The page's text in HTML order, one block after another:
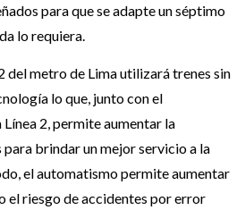
para que se adapte un séptimo
lo requiera.
del metro de Lima utilizará trenes sin
lo que, junto con el
2, permite aumentar la
brindar un mejor servicio a la
el automatismo permite aumentar
el riesgo de accidentes por error